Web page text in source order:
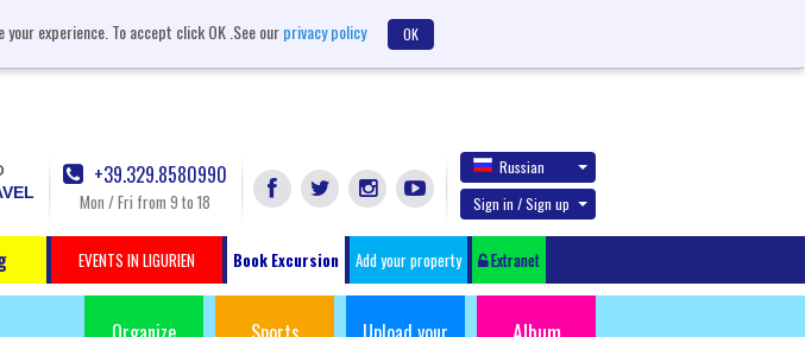
experience. To accept click OK .See ourprivacy policy OK
+39.329.8580990
Mon / Fri from 9 to 18
Russian
Sign in / Sign up
EVENTS IN LIGURIEN Book Excursion Add your property Extranet